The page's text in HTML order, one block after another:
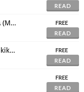
READ
รีวิว - กินกับเธอ มื้อไหนก็อร่อย : ซุ่ยหยิน (Mercury)
FREE
READ
รีวิว - สูตรอาหารลับฉบับจิ้นหยาง : minikikaboo
FREE
READ
FREE
READ